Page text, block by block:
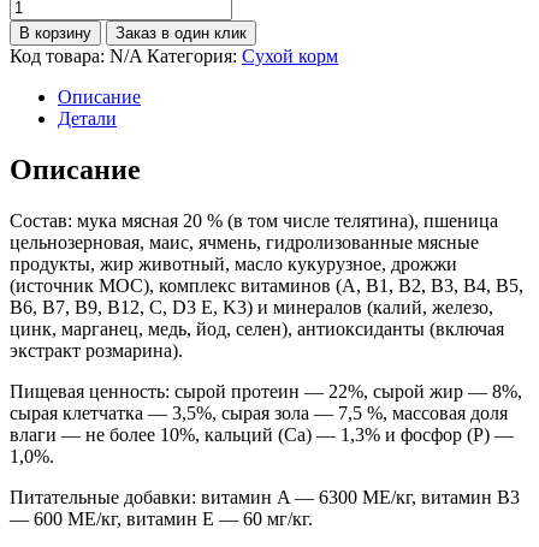
В корзину Заказ в один клик
Код товара: N/A Категория: Сухой корм
Описание
Детали
Описание
Состав: мука мясная 20 % (в том числе телятина), пшеница
цельнозерновая, маис, ячмень, гидролизованные мясные
продукты, жир животный, масло кукурузное, дрожжи
(источник МОС), комплекс витаминов (A, B1, B2, B3, В4, B5,
B6, B7, B9, B12, C, D3 E, K3) и минералов (калий, железо,
цинк, марганец, медь, йод, селен), антиоксиданты (включая
экстракт розмарина).
Пищевая ценность: сырой протеин — 22%, сырой жир — 8%,
сырая клетчатка — 3,5%, сырая зола — 7,5 %, массовая доля
влаги — не более 10%, кальций (Са) — 1,3% и фосфор (Р) —
1,0%.
Питательные добавки: витамин A — 6300 МЕ/кг, витамин В3
— 600 МЕ/кг, витамин E — 60 мг/кг.